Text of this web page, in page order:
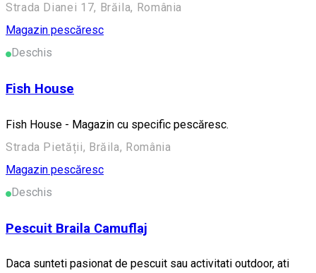
Strada Dianei 17, Brăila, România
Magazin pescăresc
Deschis
Fish House
Fish House - Magazin cu specific pescăresc.
Strada Pietății, Brăila, România
Magazin pescăresc
Deschis
Pescuit Braila Camuflaj
Daca sunteti pasionat de pescuit sau activitati outdoor, ati